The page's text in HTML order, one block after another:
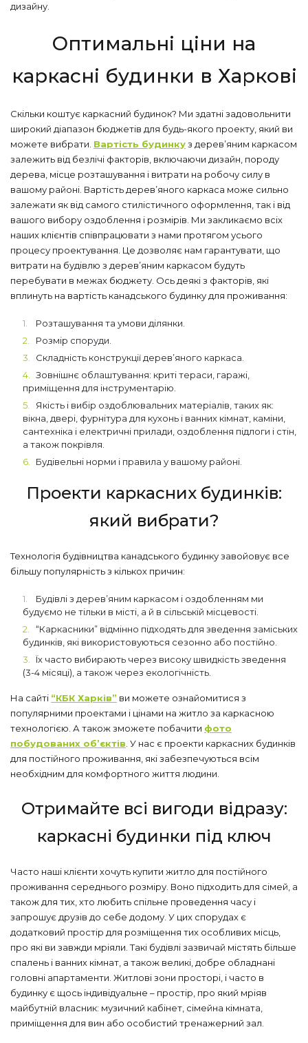
дизайну.
Оптимальні ціни на
каркасні будинки в Харкові
Скільки коштує каркасний будинок? Ми здатні задовольнити
широкий діапазон бюджетів для будь-якого проекту, який ви
можете вибрати. Вартість будинкуз дерев’яним каркасом
залежить від безлічі факторів, включаючи дизайн, породу
дерева, місце розташування і витрати на робочу силу в
вашому районі. Вартість дерев’яного каркаса може сильно
залежати як від самого стилістичного оформлення, так і від
вашого вибору оздоблення і розмірів. Ми закликаємо всіх
наших клієнтів співпрацювати з нами протягом усього
процесу проектування. Це дозволяє нам гарантувати, що
витрати на будівлю з дерев’яним каркасом будуть
перебувати в межах бюджету. Ось деякі з факторів, які
вплинуть на вартість канадського будинку для проживання:
Розташування та умови ділянки.
Розмір споруди.
Складність конструкції дерев’яного каркаса.
Зовнішнє облаштування: криті тераси, гаражі,
приміщення для інструментарію.
Якість і вибір оздоблювальних матеріалів, таких як:
вікна, двері, фурнітура для кухонь і ванних кімнат, каміни,
сантехніка і електричні прилади, оздоблення підлоги і стін,
а також покрівля.
Будівельні норми і правила у вашому районі.
Проекти каркасних будинків:
який вибрати?
Технологія будівництва канадського будинку завойовує все
більшу популярність з кількох причин:
Будівлі з дерев’яним каркасом і оздобленням ми
будуємо не тільки в місті, а й в сільській місцевості.
“Каркасники” відмінно підходять для зведення заміських
будинків, які використовуються сезонно або постійно.
Їх часто вибирають через високу швидкість зведення
(3-4 місяці), а також через екологічність.
На сайті “КБК Харків” ви можете ознайомитися з
популярними проектами і цінами на житло за каркасною
технологією. А також зможете побачити фото
побудованих об’єктів . У нас є проекти каркасних будинків
для постійного проживання, які забезпечуються всім
необхідним для комфортного життя людини.
Отримайте всі вигоди відразу:
каркасні будинки під ключ
Часто наші клієнти хочуть купити житло для постійного
проживання середнього розміру. Воно підходить для сімей, а
також для тих, хто любить спільне проведення часу і
запрошує друзів до себе додому. У цих спорудах є
додатковий простір для розміщення тих особливих місць,
про які ви завжди мріяли. Такі будівлі зазвичай містять більше
спалень і ванних кімнат, а також великі, добре обладнані
головні апартаменти. Житлові зони просторі, і часто в
будинку є щось індивідуальне – простір, про який мріяв
майбутній власник: музичний кабінет, сімейна кімната,
приміщення для вин або особистий тренажерний зал.